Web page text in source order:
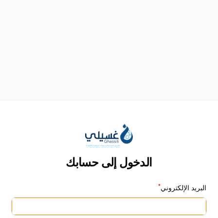
الدخول إلى حسابك
البريد الإلكتروني*